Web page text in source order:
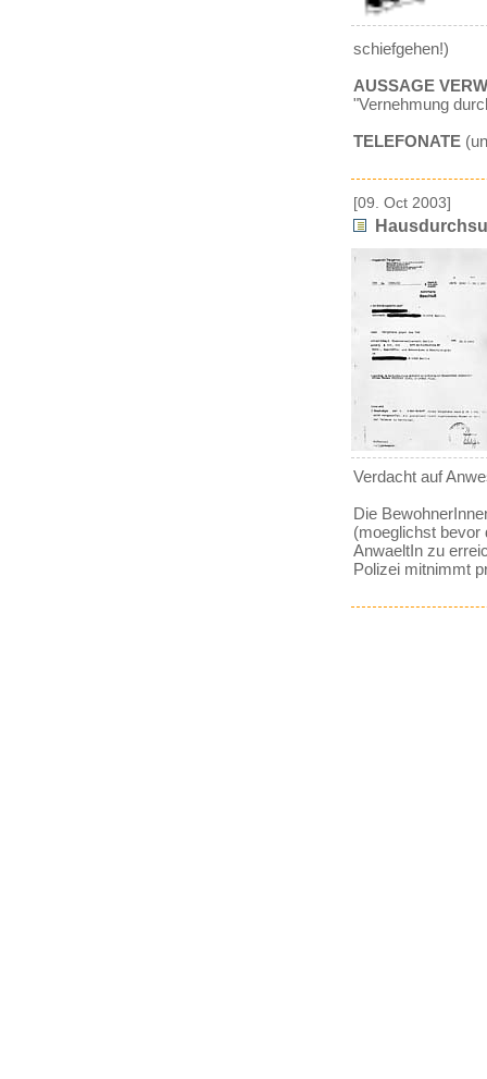
schiefgehen!)
AUSSAGE
"Vernehmung
TELEFONATE
[09. Oct 2003]
Verdacht auf
Die
(moeglichst bevor
AnwaeltIn zu
Polizei mitnimmt